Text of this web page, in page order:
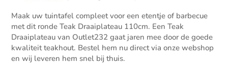
Maak uw tuintafel compleet voor een etentje of barbecue
met dit ronde Teak Draaiplateau 110cm. Een Teak
Draaiplateau van Outlet232 gaat jaren mee door de goede
kwaliteit teakhout. Bestel hem nu direct via onze webshop
en wij leveren hem snel bij thuis.